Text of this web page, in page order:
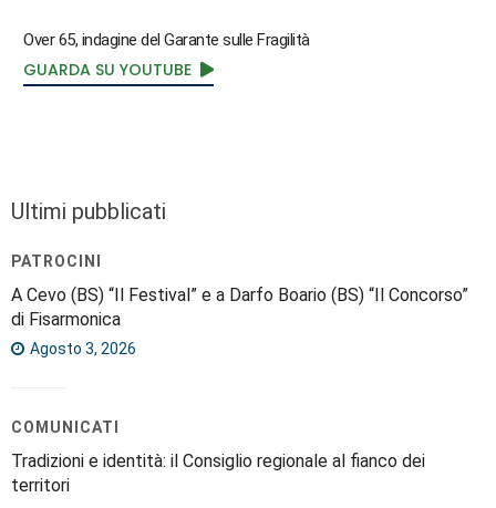
Over 65, indagine del Garante sulle Fragilità
GUARDA SU YOUTUBE
Ultimi pubblicati
PATROCINI
A Cevo (BS) “Il Festival” e a Darfo Boario (BS) “Il Concorso”
di Fisarmonica
Agosto 3, 2026
COMUNICATI
Tradizioni e identità: il Consiglio regionale al fianco dei
territori